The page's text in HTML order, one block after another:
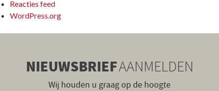
Reacties feed
WordPress.org
NIEUWSBRIEFAANMELDEN
Wij houden u graag op de hoogte